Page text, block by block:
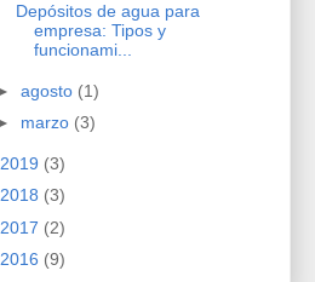
Depósitos de agua para
empresa: Tipos y
funcionami...
agosto (1)
marzo (3)
2019 (3)
2018 (3)
2017 (2)
2016 (9)